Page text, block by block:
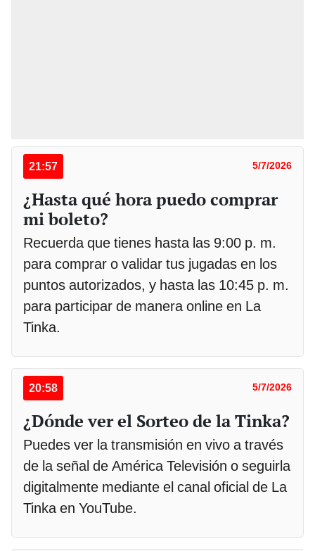
21:57 5/7/2026
¿Hasta qué hora puedo comprar
mi boleto?
Recuerda que tienes hasta las 9:00 p. m.
para comprar o validar tus jugadas en los
puntos autorizados, y hasta las 10:45 p. m.
para participar de manera online en La
Tinka.
20:58 5/7/2026
¿Dónde ver el Sorteo de la Tinka?
Puedes ver la transmisión en vivo a través
de la señal de América Televisión o seguirla
digitalmente mediante el canal oficial de La
Tinka en YouTube.